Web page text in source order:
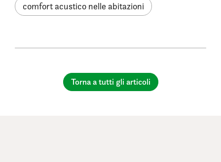
comfort acustico nelle abitazioni
Torna a tutti gli articoli